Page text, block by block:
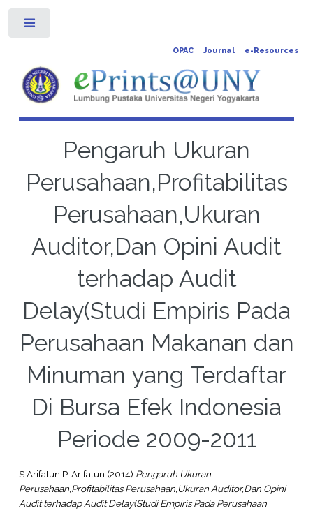
OPAC Journal e-Resources
Pengaruh Ukuran
Perusahaan,Profitabilitas
Perusahaan,Ukuran
Auditor,Dan Opini Audit
terhadap Audit
Delay(Studi Empiris Pada
Perusahaan Makanan dan
Minuman yang Terdaftar
Di Bursa Efek Indonesia
Periode 2009-2011
S.Arifatun P, Arifatun (2014) Pengaruh Ukuran
Perusahaan,Profitabilitas Perusahaan,Ukuran Auditor,Dan Opini
Audit terhadap Audit Delay(Studi Empiris Pada Perusahaan